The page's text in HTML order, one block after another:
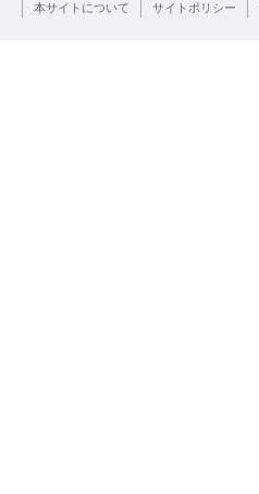
本サイトについて サイトポリシー